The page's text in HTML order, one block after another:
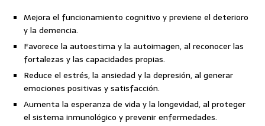
Mejora el funcionamiento cognitivo y previene el deterioro
y la demencia.
Favorece la autoestima y la autoimagen, al reconocer las
fortalezas y las capacidades propias.
Reduce el estrés, la ansiedad y la depresión, al generar
emociones positivas y satisfacción.
Aumenta la esperanza de vida y la longevidad, al proteger
el sistema inmunológico y prevenir enfermedades.